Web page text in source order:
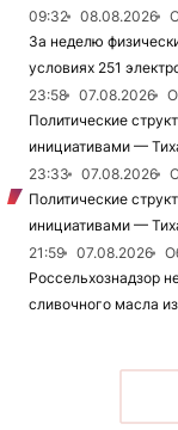
09:32
08.08.2026
За неделю
условиях 251
23:58
07.08.2026
Политические
инициативами —
23:33
07.08.2026
Политические
инициативами —
21:59
07.08.2026
Россельхознадзор
сливочного масла